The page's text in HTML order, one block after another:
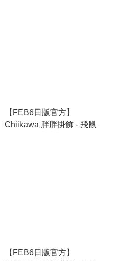
【FEB6日版官方】
Chiikawa 胖胖掛飾 - 飛鼠
【FEB6日版官方】